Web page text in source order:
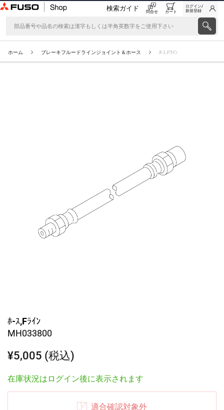
検索ガイド 問合せ カート
ログイン/
新規登録
ホーム ブレーキフルードラインジョイント＆ホース ﾎ-ｽ,Fﾗｲﾝ
ﾎ-ｽ,Fﾗｲﾝ
MH033800
¥5,005 (税込)
在庫状況はログイン後に表示されます
適合確認対象外